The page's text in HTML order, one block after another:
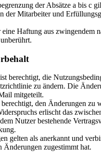
der Absätze a bis c
der Mitarbeiter und
Haftung aus zwingendem
berechtigt, die
zu ändern. Die
mitgeteilt.
den Änderungen zu
erlischt das
Nutzer bestehende
gelten als anerkannt und
Änderungen zugestimmt hat.